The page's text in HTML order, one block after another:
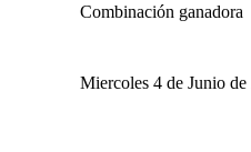
Combinación ganadora
Miercoles 4 de Junio de